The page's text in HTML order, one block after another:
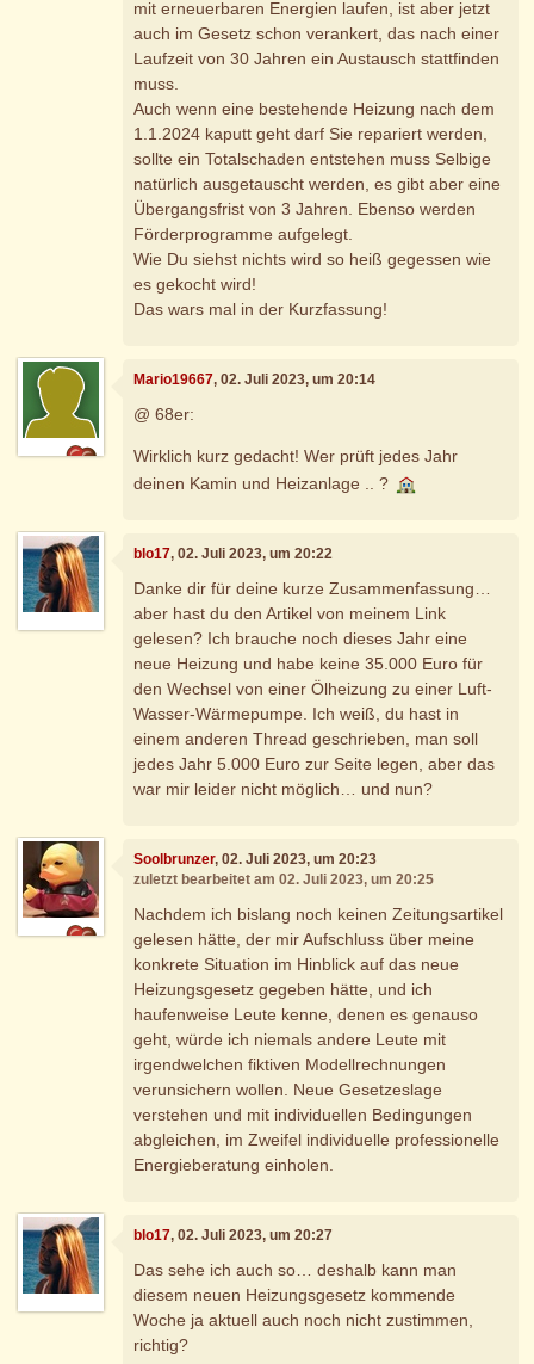
mit erneuerbaren Energien laufen, ist aber jetzt
auch im Gesetz schon verankert, das nach einer
Laufzeit von 30 Jahren ein Austausch stattfinden
muss.
Auch wenn eine bestehende Heizung nach dem
1.1.2024 kaputt geht darf Sie repariert werden,
sollte ein Totalschaden entstehen muss Selbige
natürlich ausgetauscht werden, es gibt aber eine
Übergangsfrist von 3 Jahren. Ebenso werden
Förderprogramme aufgelegt.
Wie Du siehst nichts wird so heiß gegessen wie
es gekocht wird!
Das wars mal in der Kurzfassung!
Mario19667, 02. Juli 2023, um 20:14
@ 68er:
Wirklich kurz gedacht! Wer prüft jedes Jahr
deinen Kamin und Heizanlage .. ?
blo17, 02. Juli 2023, um 20:22
Danke dir für deine kurze Zusammenfassung…
aber hast du den Artikel von meinem Link
gelesen? Ich brauche noch dieses Jahr eine
neue Heizung und habe keine 35.000 Euro für
den Wechsel von einer Ölheizung zu einer Luft-
Wasser-Wärmepumpe. Ich weiß, du hast in
einem anderen Thread geschrieben, man soll
jedes Jahr 5.000 Euro zur Seite legen, aber das
war mir leider nicht möglich… und nun?
Soolbrunzer, 02. Juli 2023, um 20:23
zuletzt bearbeitet am 02. Juli 2023, um 20:25
Nachdem ich bislang noch keinen Zeitungsartikel
gelesen hätte, der mir Aufschluss über meine
konkrete Situation im Hinblick auf das neue
Heizungsgesetz gegeben hätte, und ich
haufenweise Leute kenne, denen es genauso
geht, würde ich niemals andere Leute mit
irgendwelchen fiktiven Modellrechnungen
verunsichern wollen. Neue Gesetzeslage
verstehen und mit individuellen Bedingungen
abgleichen, im Zweifel individuelle professionelle
Energieberatung einholen.
blo17, 02. Juli 2023, um 20:27
Das sehe ich auch so… deshalb kann man
diesem neuen Heizungsgesetz kommende
Woche ja aktuell auch noch nicht zustimmen,
richtig?